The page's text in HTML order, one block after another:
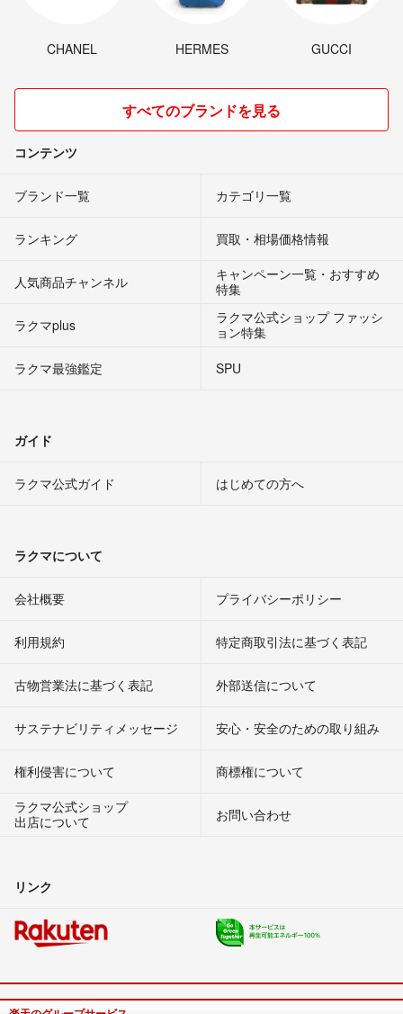
CHANEL HERMES GUCCI
すべてのブランドを見る
コンテンツ
ブランド一覧 カテゴリ一覧
ランキング 買取・相場価格情報
人気商品チャンネル
キャンペーン一覧・おすすめ
特集
ラクマplus
ラクマ公式ショップ ファッシ
ョン特集
ラクマ最強鑑定
SPU
ガイド
ラクマ公式ガイド はじめての方へ
ラクマについて
会社概要 プライバシーポリシー
利用規約 特定商取引法に基づく表記
古物営業法に基づく表記 外部送信について
サステナビリティメッセージ 安心・安全のための取り組み
権利侵害について
商標権について
ラクマ公式ショップ
出店について
お問い合わせ
リンク